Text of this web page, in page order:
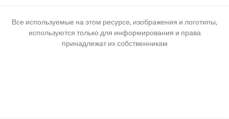
Все используемые на этом ресурсе, изображения и логотипы,
используются только для информирования и права
принадлежат их собственникам